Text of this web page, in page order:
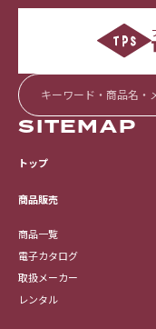
SITEMAP
トップ
商品販売
商品一覧
電子カタログ
取扱メーカー
レンタル